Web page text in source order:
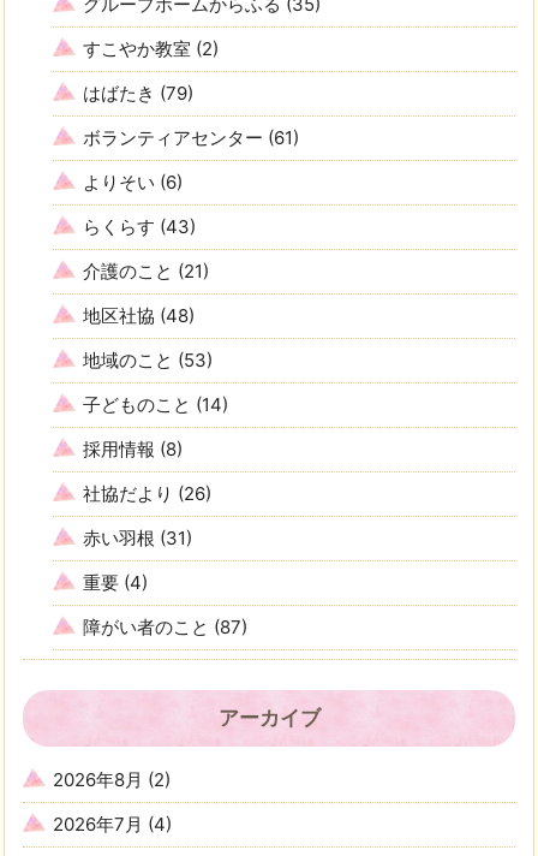
グループホームからふる (35)
すこやか教室 (2)
はばたき (79)
ボランティアセンター (61)
よりそい (6)
らくらす (43)
介護のこと (21)
地区社協 (48)
地域のこと (53)
子どものこと (14)
採用情報 (8)
社協だより (26)
赤い羽根 (31)
重要 (4)
障がい者のこと (87)
アーカイブ
2026年8月 (2)
2026年7月 (4)